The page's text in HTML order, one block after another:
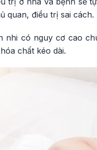
quan, điều trị sai cách.
nhi có nguy cơ cao
chất kéo dài.